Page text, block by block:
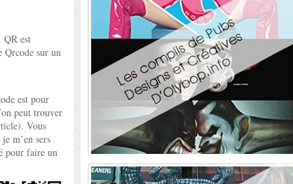
QR est
Qrcode sur un
est pour
peut trouver
Vous
m’en sers
pour faire un